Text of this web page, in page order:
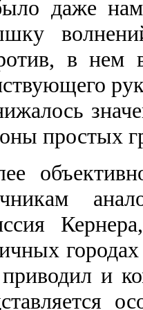
даже
в нем
простых
и